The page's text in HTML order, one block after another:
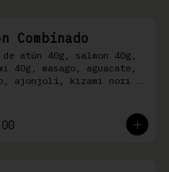
Combinado
de atún 40g, salmon 40g,
40g, masago, aguacate,
ajonjolí, kizami nori y